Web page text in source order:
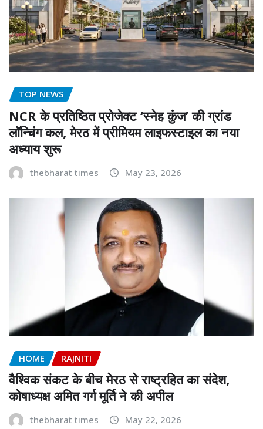
TOP NEWS
NCR के प्रतिष्ठित प्रोजेक्ट ‘स्नेह कुंज’ की ग्रांड
लॉन्चिंग कल, मेरठ में प्रीमियम लाइफस्टाइल का नया
अध्याय शुरू
thebharat times May 23, 2026
HOME RAJNITI
वैश्विक संकट के बीच मेरठ से राष्ट्रहित का संदेश,
कोषाध्यक्ष अमित गर्ग मूर्ति ने की अपील
thebharat times May 22, 2026